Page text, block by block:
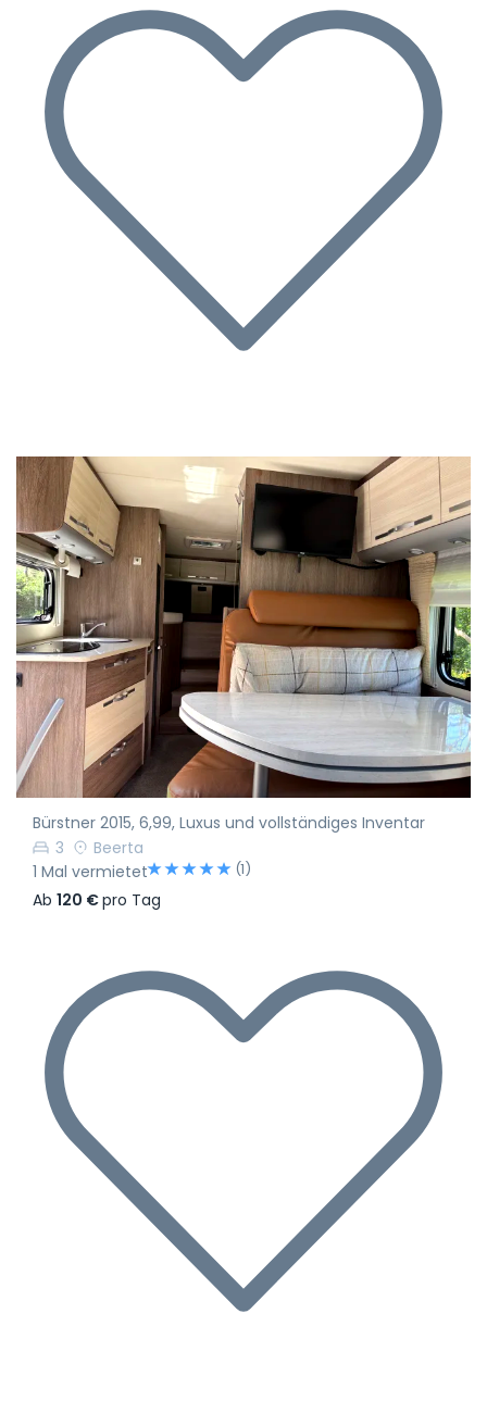
Bürstner 2015, 6,99, Luxus und vollständiges Inventar
3
Beerta
1 Mal vermietet
(1)
Ab 120 €pro Tag